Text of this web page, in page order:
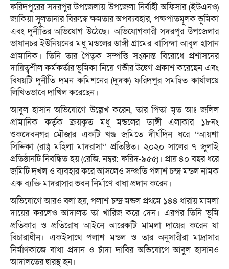
ফরিদপুরের সদরপুর উপজেলায় উপজেলা নির্বাহী অফিসার (ইউএনও)
জাকিয়া সুলতানার বিরুদ্ধে ক্ষমতার অপব্যবহার, পক্ষপাতমূলক ভূমিকা
এবং দুর্নীতির অভিযোগ উঠেছে। অভিযোগকারী সদরপুর উপজেলার
ভাষানচর ইউনিয়নের মধু মন্ডলের ডাঙ্গী গ্রামের বাসিন্দা আবুল হাসান
প্রামানিক। তিনি তার পৈতৃক সম্পত্তি সংক্রান্ত বিরোধে প্রশাসনের
দায়িত্বশীল কর্মকর্তার ভূমিকা নিয়ে গভীর উদ্বেগ প্রকাশ করেছেন এবং
বিষয়টি দুর্নীতি দমন কমিশনের (দুদক) ফরিদপুর সমন্বিত কার্যালয়ে
লিখিতভাবে দাখিল করেছেন।
আবুল হাসান অভিযোগে উল্লেখ করেন, তার পিতা মৃত আঃ জলিল
প্রামানিক কর্তৃক ক্রয়কৃত মধু মন্ডলের ডাঙ্গী এলাকার ১৮নং
শুকদেবনগর মৌজার একটি খণ্ড জমিতে দীর্ঘদিন ধরে “আয়শা
সিদ্দিকা (রাঃ) মহিলা মাদরাসা” প্রতিষ্ঠিত। ২০২০ সালের ৭ জুলাই
প্রতিষ্ঠানটি নিবন্ধিত হয় (রেজি. নম্বর: ফরিদ-৯৫৫)। প্রায় ৪০ বছর ধরে
জমিটি দখল ও ব্যবহার করে আসলেও সম্প্রতি পলাশ চন্দ্র মন্ডল নামক
এক ব্যক্তি মাদরাসার ভবন নির্মাণে বাধা প্রদান করেন।
অভিযোগে আরও বলা হয়, পলাশ চন্দ্র মন্ডল প্রথমে ১৪৪ ধারায় মামলা
দায়ের করলেও আদালত তা খারিজ করে দেন। এরপর তিনি ভূমি
প্রতিকার ও প্রতিরোধ আইনে আরেকটি মামলা দায়ের করেন যা
বিচারাধীন। একইসাথে পলাশ মন্ডল ও তার অনুসারীরা মাদ্রাসার
নির্মাণকাজে বাধা প্রদান ও চাঁদা দাবির অভিযোগে আবুল হাসানও
আদালতের দ্বারস্থ হন।